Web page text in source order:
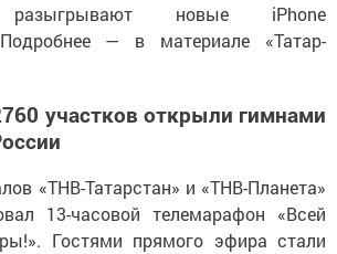
разыгрывают новые iPhone
— в материале «Татар-
участков открыли гимнами
«ТНВ-Татарстан» и «ТНВ-Планета»
13-часовой телемарафон «Всей
Гостями прямого эфира стали